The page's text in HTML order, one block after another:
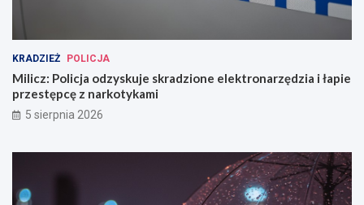
KRADZIEŻ POLICJA
Milicz: Policja odzyskuje skradzione elektronarzędzia i łapie
przestępcę z narkotykami
5 sierpnia 2026